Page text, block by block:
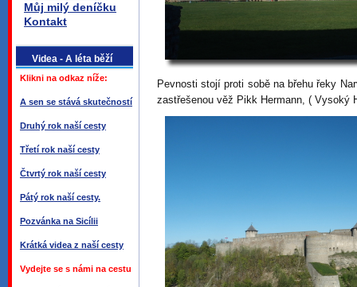
Můj milý deníčku
Kontakt
Videa - A léta běží
Klikni na odkaz níže:
A sen se stává skutečností
Druhý rok naší cesty
Třetí rok naší cesty
Čtvrtý rok naší cesty
Pátý rok naší cesty.
Pozvánka na Sicílii
Krátká videa z naší cesty
Vydejte se s námi na cestu
Pevnosti stojí proti sobě na břehu řeky
zastřešenou věž Pikk Hermann, ( Vysoký